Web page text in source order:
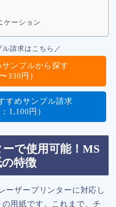
ケーション
ル請求はこちら／
ンプルから探す
330円）
すめサンプル請求
1,100円）
で使用可能！MS
特徴
ーザープリンターに対応し
用紙です。これまで、チ